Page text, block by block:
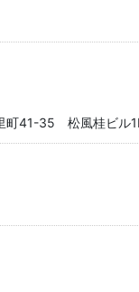
町41-35 松風桂ビル